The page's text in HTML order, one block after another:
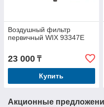
Воздушный фильтр
первичный WIX 93347E
23 000 ₸
Купить
Акционные